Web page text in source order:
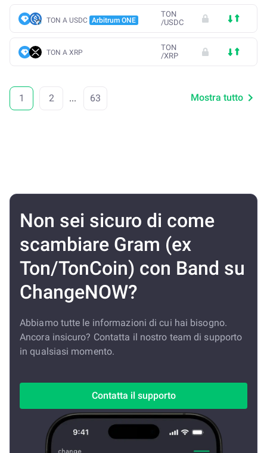
TON A USDC Arbitrum ONE
TON
/USDC
TON A XRP
TON
/XRP
1 2 ... 63 Mostra tutto
Non sei sicuro di come
scambiare Gram (ex
Ton/TonCoin) con Band su
ChangeNOW?
Abbiamo tutte le informazioni di cui hai bisogno.
Ancora insicuro? Contatta il nostro team di supporto
in qualsiasi momento.
Contatta il supporto